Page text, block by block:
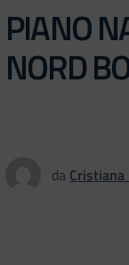
PIANO
NORD
da Cristiana